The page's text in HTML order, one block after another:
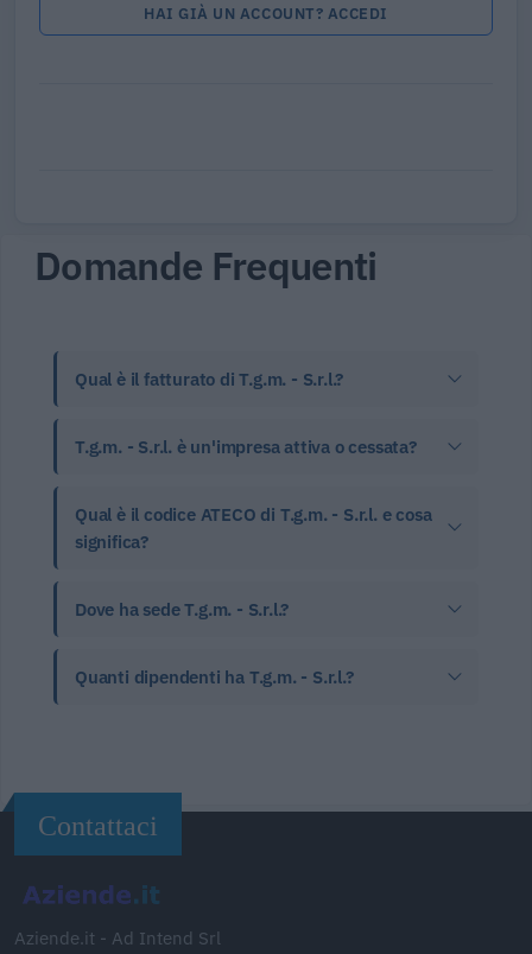
HAI GIÀ UN ACCOUNT? ACCEDI
Domande Frequenti
Qual è il fatturato di T.g.m. - S.r.l.?
T.g.m. - S.r.l. è un'impresa attiva o cessata?
Qual è il codice ATECO di T.g.m. - S.r.l. e cosa
significa?
Dove ha sede T.g.m. - S.r.l.?
Quanti dipendenti ha T.g.m. - S.r.l.?
Contattaci
Aziende.it - Ad Intend Srl